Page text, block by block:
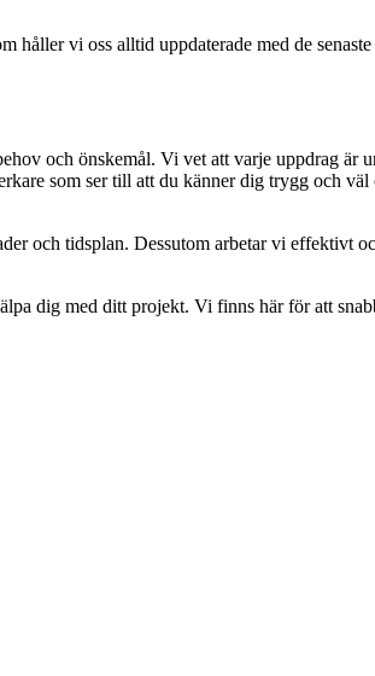
vi oss alltid uppdaterade med de senaste
och önskemål. Vi vet att varje uppdrag är
som ser till att du känner dig trygg och väl
och tidsplan. Dessutom arbetar vi effektivt
dig med ditt projekt. Vi finns här för att